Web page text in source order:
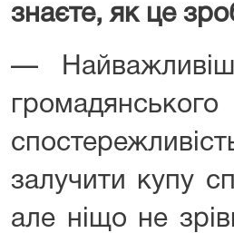
знаєте, як це
—
залучити купу
але ніщо не